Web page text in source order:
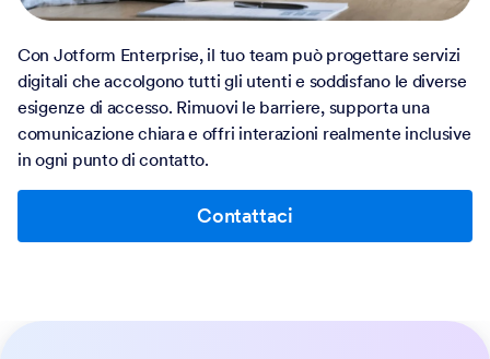
Con Jotform Enterprise, il tuo team può progettare servizi
digitali che accolgono tutti gli utenti e soddisfano le diverse
esigenze di accesso. Rimuovi le barriere, supporta una
comunicazione chiara e offri interazioni realmente inclusive
in ogni punto di contatto.
Contattaci